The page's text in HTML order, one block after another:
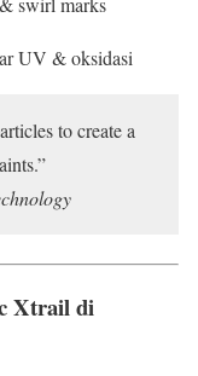
UV & oksidasi
to create a
Xtrail di